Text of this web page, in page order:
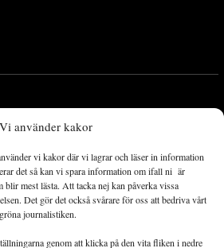
Vi använder kakor
vi kakor där vi lagrar och läser in information
det så kan vi spara information om ifall ni är
mest lästa. Att tacka nej kan påverka vissa
Det gör det också svårare för oss att bedriva vårt
journalistiken.
genom att klicka på den vita fliken i nedre
nyhetstidning med bred bevakning av
lokalt och globalt och med fokus på
omställning till ett hållbart samhälle går
för alla människor, minskade
klyftor, samt utrymme för allt levande att